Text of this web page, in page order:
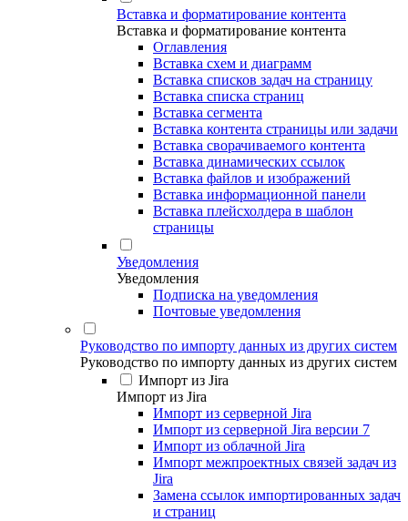
Вставка и форматирование контента
Вставка и форматирование контента
Оглавления
Вставка схем и диаграмм
Вставка списков задач на страницу
Вставка списка страниц
Вставка сегмента
Вставка контента страницы или задачи
Вставка сворачиваемого контента
Вставка динамических ссылок
Вставка файлов и изображений
Вставка информационной панели
Вставка плейсхолдера в шаблон
страницы
Уведомления
Уведомления
Подписка на уведомления
Почтовые уведомления
Руководство по импорту данных из других систем
Руководство по импорту данных из других систем
Импорт из Jira
Импорт из Jira
Импорт из серверной Jira
Импорт из серверной Jira версии 7
Импорт из облачной Jira
Импорт межпроектных связей задач из
Jira
Замена ссылок импортированных задач
и страниц